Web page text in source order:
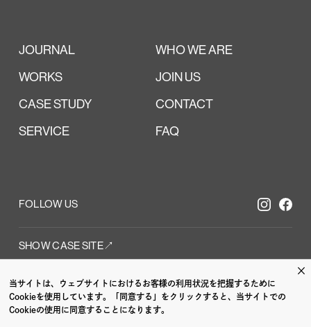
×
当サイトは、ウェブサイトにおけるお客様の利用状況を把握するために
Cookieを使用しています。「同意する」をクリックすると、当サイトでの
Cookieの使用に同意することになります。
JOURNAL
WHO WE ARE
WORKS
JOIN US
CASE STUDY
CONTACT
SERVICE
FAQ
FOLLOW US
SHOW CASE SITE↗︎
CI VI /